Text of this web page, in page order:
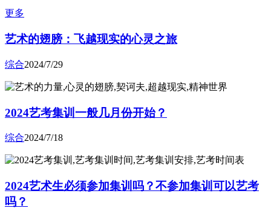
更多
艺术的翅膀：飞越现实的心灵之旅
综合2024/7/29
2024艺考集训一般几月份开始？
综合2024/7/18
2024艺术生必须参加集训吗？不参加集训可以艺考
吗？